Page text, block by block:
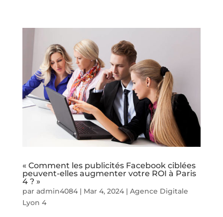
« Comment les publicités Facebook ciblées
peuvent-elles augmenter votre ROI à Paris
4 ? »
par admin4084| Mar 4, 2024| Agence Digitale
Lyon 4